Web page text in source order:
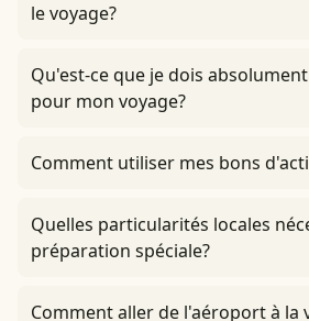
le voyage?
Qu'est-ce que je dois
pour mon voyage?
Comment utiliser mes bons
Quelles particularités locales
préparation spéciale?
Comment aller de l'aéroport à la